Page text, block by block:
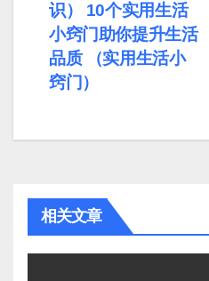
导
航
识） 10个实用生活
小窍门助你提升生活
品质 （实用生活小
窍门）
相关文章